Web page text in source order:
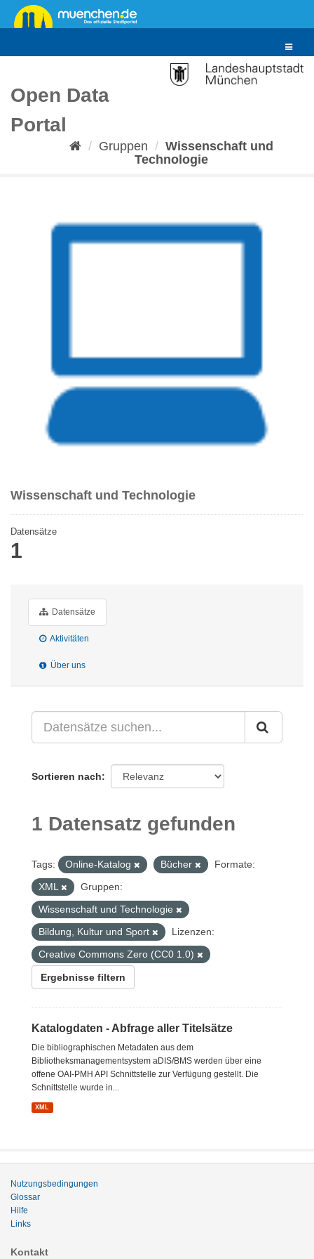
Überspringen
zum
Toggle
Open Data
Portal
Gruppen
Wissenschaft und
Technologie
Wissenschaft und Technologie
Datensätze
1
Datensätze
Aktivitäten
Über uns
Sortieren nach
1 Datensatz gefunden
Tags: Online-Katalog Bücher
Formate:
XML
Gruppen:
Wissenschaft und Technologie
Bildung, Kultur und Sport
Lizenzen:
Creative Commons Zero (CC0 1.0)
Ergebnisse filtern
Katalogdaten - Abfrage aller Titelsätze
Die bibliographischen Metadaten aus dem
Bibliotheksmanagementsystem aDIS/BMS werden über eine
offene OAI-PMH API Schnittstelle zur Verfügung gestellt. Die
Schnittstelle wurde in...
XML
Nutzungsbedingungen
Glossar
Hilfe
Links
Kontakt